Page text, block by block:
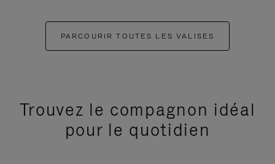
PARCOURIR TOUTES LES VALISES
Trouvez le compagnon idéal
pour le quotidien